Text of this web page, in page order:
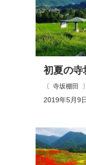
2019年5月9
寺坂棚田
初夏の寺